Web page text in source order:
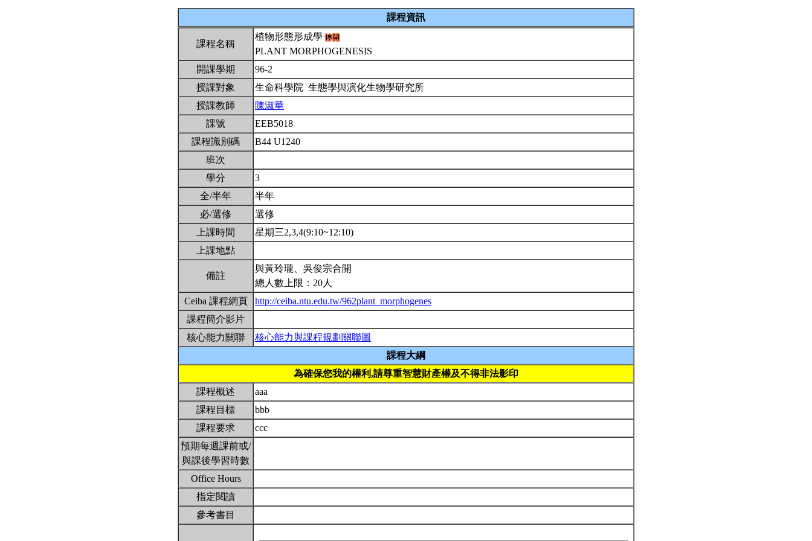
課程資訊
課程名稱
植物形態形成學
PLANT MORPHOGENESIS
開課學期
96-2
授課對象
生命科學院 生態學與演化生物學研究所
授課教師
陳淑華
課號
EEB5018
課程識別碼
B44 U1240
班次
學分
3
全/半年
半年
必/選修
選修
上課時間
星期三2,3,4(9:10~12:10)
上課地點
備註
與黃玲瓏、吳俊宗合開
總人數上限：20人
Ceiba 課程網頁
http://ceiba.ntu.edu.tw/962plant_morphogenes
課程簡介影片
核心能力關聯
核心能力與課程規劃關聯圖
課程大綱
為確保您我的權利,請尊重智慧財產權及不得非法影印
課程概述
aaa
課程目標
bbb
課程要求
ccc
預期每週課前或/
與課後學習時數
Office Hours
指定閱讀
參考書目